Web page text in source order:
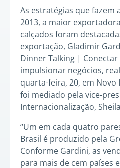
As estratégias que fazem
2013, a maior
calçados foram
exportação, Gladimir
Dinner Talking | Conectar
impulsionar negócios,
quarta-feira, 20, em
foi mediado pela vice-
Internacionalização,
“Um em cada quatro
Brasil é produzido pela
Conforme Gardini, as
para mais de cem países